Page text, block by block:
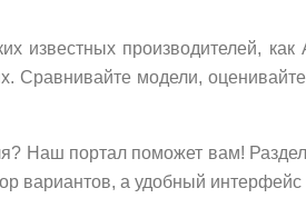
известных производителей,
Сравнивайте модели,
Наш портал поможет вам!
вариантов, а удобный